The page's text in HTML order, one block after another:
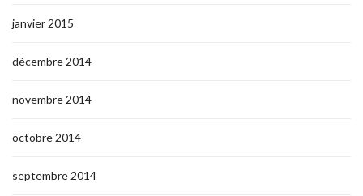
janvier 2015
décembre 2014
novembre 2014
octobre 2014
septembre 2014